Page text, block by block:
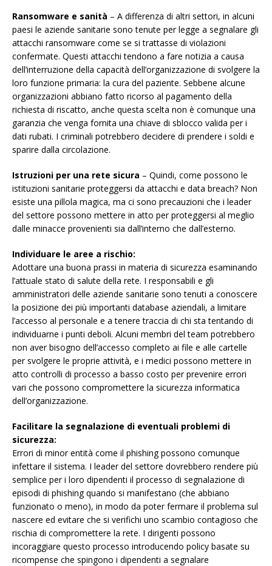
Ransomware e sanità – A differenza di altri settori, in alcuni
paesi le aziende sanitarie sono tenute per legge a segnalare gli
attacchi ransomware come se si trattasse di violazioni
confermate. Questi attacchi tendono a fare notizia a causa
dell’interruzione della capacità dell’organizzazione di svolgere la
loro funzione primaria: la cura del paziente. Sebbene alcune
organizzazioni abbiano fatto ricorso al pagamento della
richiesta di riscatto, anche questa scelta non è comunque una
garanzia che venga fornita una chiave di sblocco valida per i
dati rubati. I criminali potrebbero decidere di prendere i soldi e
sparire dalla circolazione.
Istruzioni per una rete sicura – Quindi, come possono le
istituzioni sanitarie proteggersi da attacchi e data breach? Non
esiste una pillola magica, ma ci sono precauzioni che i leader
del settore possono mettere in atto per proteggersi al meglio
dalle minacce provenienti sia dall’interno che dall’esterno.
Individuare le aree a rischio:
Adottare una buona prassi in materia di sicurezza esaminando
l’attuale stato di salute della rete. I responsabili e gli
amministratori delle aziende sanitarie sono tenuti a conoscere
la posizione dei più importanti database aziendali, a limitare
l’accesso al personale e a tenere traccia di chi sta tentando di
individuarne i punti deboli. Alcuni membri del team potrebbero
non aver bisogno dell’accesso completo ai file e alle cartelle
per svolgere le proprie attività, e i medici possono mettere in
atto controlli di processo a basso costo per prevenire errori
vari che possono compromettere la sicurezza informatica
dell’organizzazione.
Facilitare la segnalazione di eventuali problemi di
sicurezza:
Errori di minor entità come il phishing possono comunque
infettare il sistema. I leader del settore dovrebbero rendere più
semplice per i loro dipendenti il processo di segnalazione di
episodi di phishing quando si manifestano (che abbiano
funzionato o meno), in modo da poter fermare il problema sul
nascere ed evitare che si verifichi uno scambio contagioso che
rischia di compromettere la rete. I dirigenti possono
incoraggiare questo processo introducendo policy basate su
ricompense che spingono i dipendenti a segnalare